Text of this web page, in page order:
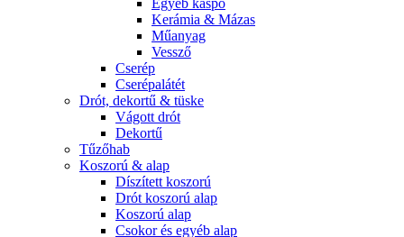
Egyéb kaspó
Kerámia & Mázas
Műanyag
Vessző
Cserép
Cserépalátét
Drót, dekortű & tüske
Vágott drót
Dekortű
Tűzőhab
Koszorú & alap
Díszített koszorú
Drót koszorú alap
Koszorú alap
Csokor és egyéb alap